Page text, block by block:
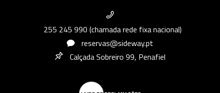
255 245 990 (chamada rede fixa nacional)
reservas@sideway.pt
Calçada Sobreiro 99, Penafiel